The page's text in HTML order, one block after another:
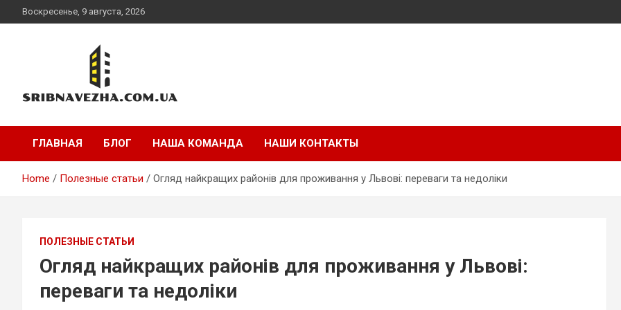
to
Воскресенье, 9 августа, 2026
sribnavezha.com.ua
ГЛАВНАЯ БЛОГ НАША КОМАНДА НАШИ КОНТАКТЫ
Home Полезные статьи Огляд найкращих районів для проживання у Львові: переваги та недоліки
ПОЛЕЗНЫЕ СТАТЬИ
Огляд найкращих районів для проживання у Львові:
переваги та недоліки